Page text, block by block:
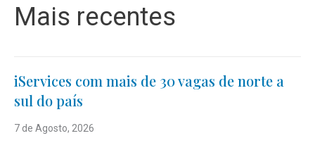
Mais recentes
iServices com mais de 30 vagas de norte a
sul do país
7 de Agosto, 2026